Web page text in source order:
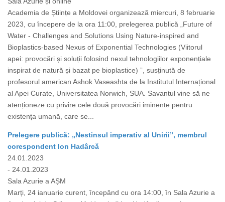
Academia de Științe a Moldovei organizează miercuri, 8 februarie
2023, cu începere de la ora 11:00, prelegerea publică „Future of
Water - Challenges and Solutions Using Nature-inspired and
Bioplastics-based Nexus of Exponential Technologies (Viitorul
apei: provocări și soluții folosind nexul tehnologiilor exponențiale
inspirat de natură și bazat pe bioplastice) ”, susținută de
profesorul american Ashok Vaseashta de la Institutul Internațional
al Apei Curate, Universitatea Norwich, SUA. Savantul vine să ne
atenționeze cu privire cele două provocări iminente pentru
existența umană, care se...
Prelegere publică: „Nestinsul imperativ al Unirii”, membrul
corespondent Ion Hadârcă
24.01.2023
- 24.01.2023
Sala Azurie a AȘM
Marți, 24 ianuarie curent, începând cu ora 14:00, în Sala Azurie a